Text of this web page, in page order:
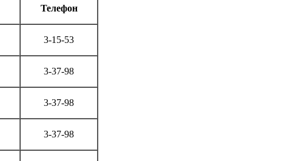
Телефон
3-15-53
3-37-98
3-37-98
3-37-98